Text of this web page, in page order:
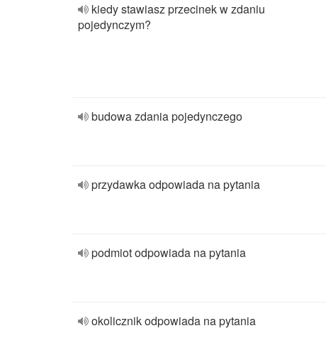
kiedy stawiasz przecinek w zdaniu
pojedynczym?
budowa zdania pojedynczego
przydawka odpowiada na pytania
podmiot odpowiada na pytania
okolicznik odpowiada na pytania